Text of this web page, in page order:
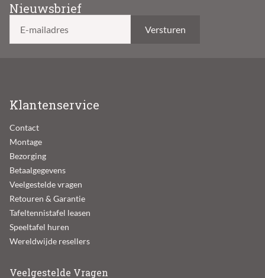
Nieuwsbrief
E-mailadres
Klantenservice
Contact
Montage
Bezorging
Betaalgegevens
Veelgestelde vragen
Retouren & Garantie
Tafeltennistafel leasen
Speeltafel huren
Wereldwijde resellers
Veelgestelde Vragen